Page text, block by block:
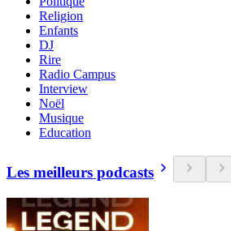
Religion
Enfants
DJ
Rire
Radio Campus
Interview
Noël
Musique
Education
Les meilleurs podcasts